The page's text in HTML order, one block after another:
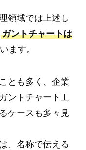
領域では上述し
ガントチャートは
ます。
とも多く、企業
ントチャート工
ケースも多々見
、名称で伝える